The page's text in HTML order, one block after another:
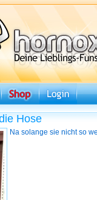
Hose
Na solange sie nicht so